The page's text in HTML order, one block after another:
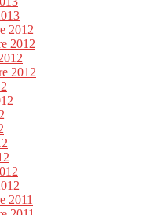
2012
2012
2012
2011